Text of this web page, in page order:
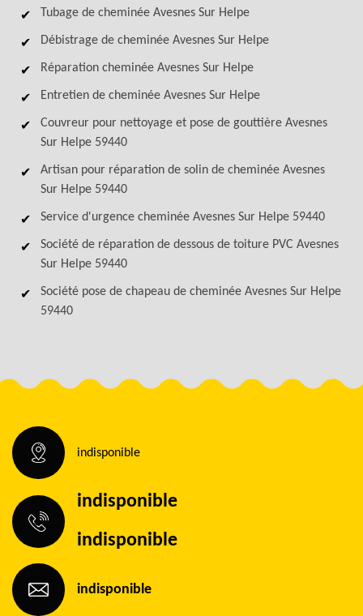
Tubage de cheminée Avesnes Sur Helpe
Débistrage de cheminée Avesnes Sur Helpe
Réparation cheminée Avesnes Sur Helpe
Entretien de cheminée Avesnes Sur Helpe
Couvreur pour nettoyage et pose de gouttière Avesnes
Sur Helpe 59440
Artisan pour réparation de solin de cheminée Avesnes
Sur Helpe 59440
Service d'urgence cheminée Avesnes Sur Helpe 59440
Société de réparation de dessous de toiture PVC Avesnes
Sur Helpe 59440
Société pose de chapeau de cheminée Avesnes Sur Helpe
59440
indisponible
indisponible
indisponible
indisponible